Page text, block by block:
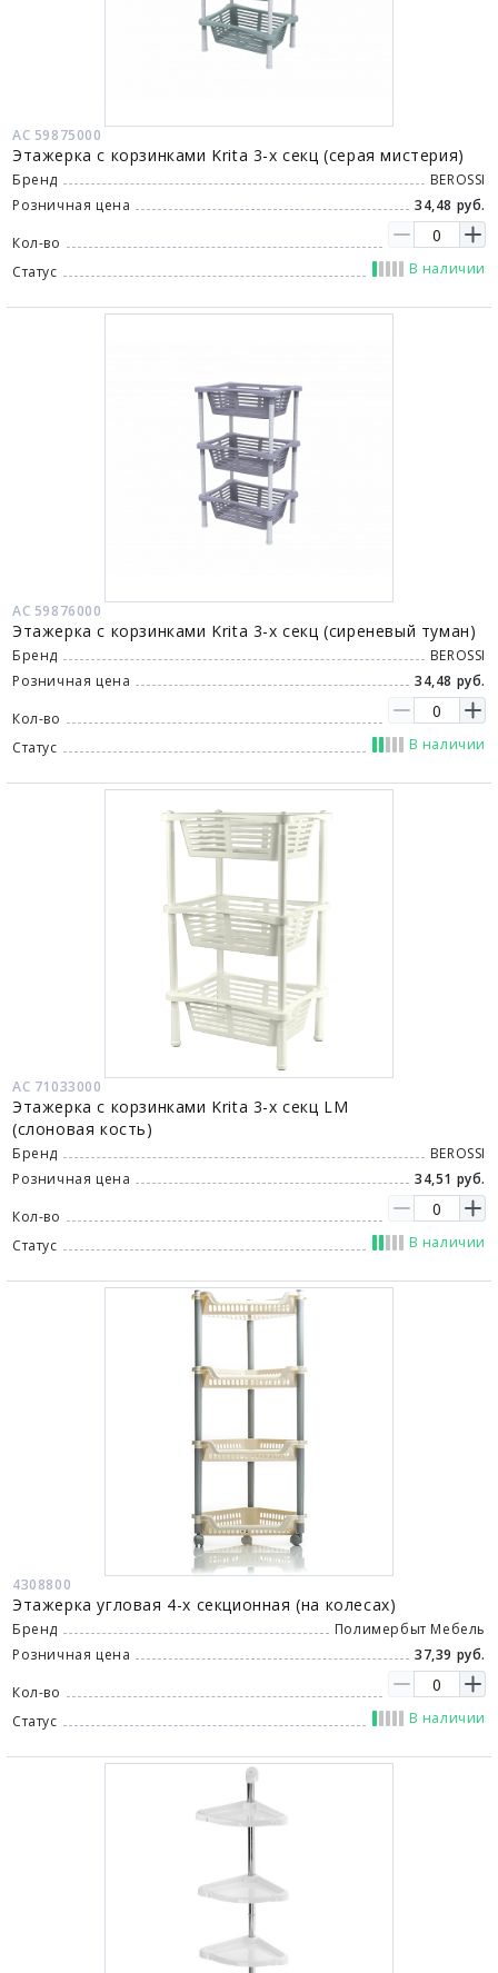
АС 59875000
Этажерка с корзинками Krita 3-х секц (серая мистерия)
Бренд
BEROSSI
Розничная цена
34,48 руб.
Кол-во
Статус
В наличии
АС 59876000
Этажерка с корзинками Krita 3-х секц (сиреневый туман)
Бренд
BEROSSI
Розничная цена
34,48 руб.
Кол-во
Статус
В наличии
АС 71033000
Этажерка с корзинками Krita 3-х секц LM
(слоновая кость)
Бренд
BEROSSI
Розничная цена
34,51 руб.
Кол-во
Статус
В наличии
4308800
Этажерка угловая 4-х секционная (на колесах)
Бренд
Полимербыт Мебель
Розничная цена
37,39 руб.
Кол-во
Статус
В наличии